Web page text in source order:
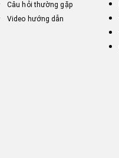
Câu hỏi thường gặp
Video hướng dẫn